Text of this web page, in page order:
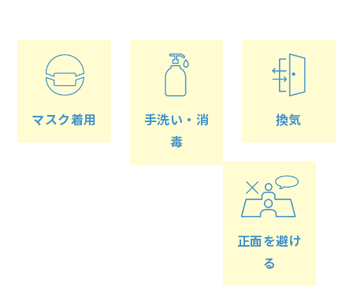
マスク着用
手洗い・消
毒
換気
正面を避け
る